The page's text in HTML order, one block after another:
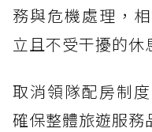
務與危機處理，
立且不受干擾的休
取消領隊配房制
確保整體旅遊服務